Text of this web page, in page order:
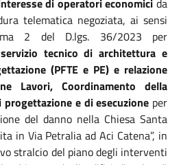
telematica negoziata, ai sensi
2 del D.lgs. 36/2023 per
tecnico di architettura e
(PFTE e PE) e relazione
Lavori, Coordinamento della
e di esecuzione per
del danno nella Chiesa Santa
in Via Petralia ad Aci Catena”, in
stralcio del piano degli interventi